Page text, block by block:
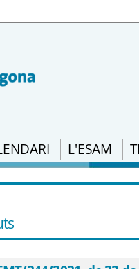
L'ESAM
EMT/244/2021,
regir la